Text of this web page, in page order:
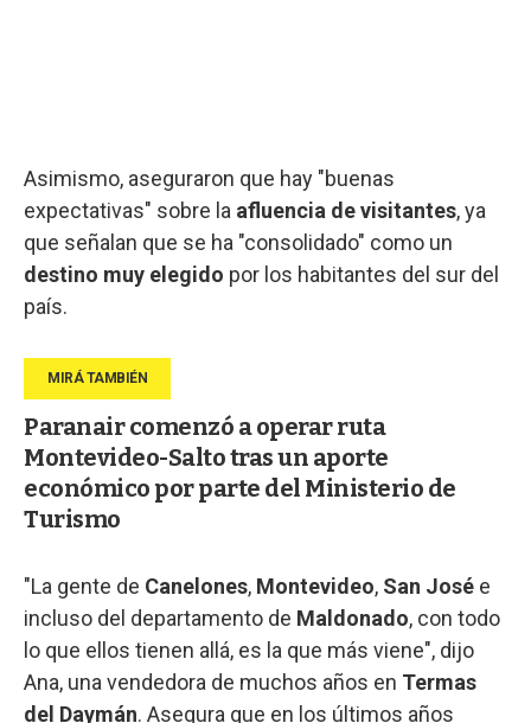
Asimismo, aseguraron que hay "buenas
expectativas" sobre la afluencia de visitantes, ya
que señalan que se ha "consolidado" como un
destino muy elegido por los habitantes del sur del
país.
Paranair comenzó a operar ruta
Montevideo-Salto tras un aporte
económico por parte del Ministerio de
Turismo
"La gente de Canelones, Montevideo, San José e
incluso del departamento de Maldonado, con todo
lo que ellos tienen allá, es la que más viene", dijo
Ana, una vendedora de muchos años en Termas
del Daymán. Asegura que en los últimos años